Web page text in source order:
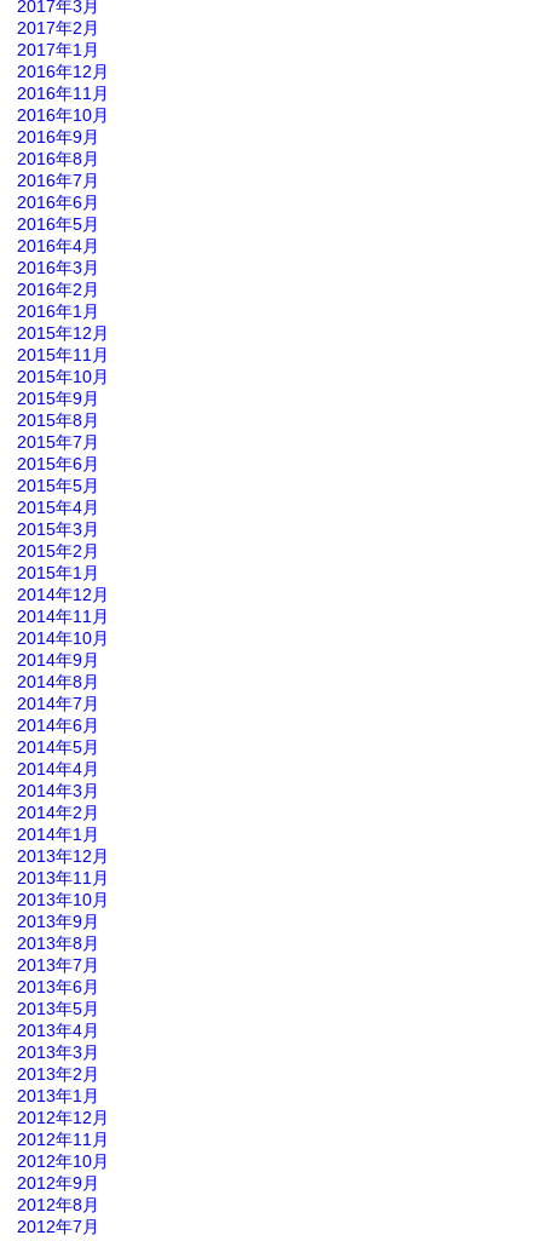
2017年3月
2017年2月
2017年1月
2016年12月
2016年11月
2016年10月
2016年9月
2016年8月
2016年7月
2016年6月
2016年5月
2016年4月
2016年3月
2016年2月
2016年1月
2015年12月
2015年11月
2015年10月
2015年9月
2015年8月
2015年7月
2015年6月
2015年5月
2015年4月
2015年3月
2015年2月
2015年1月
2014年12月
2014年11月
2014年10月
2014年9月
2014年8月
2014年7月
2014年6月
2014年5月
2014年4月
2014年3月
2014年2月
2014年1月
2013年12月
2013年11月
2013年10月
2013年9月
2013年8月
2013年7月
2013年6月
2013年5月
2013年4月
2013年3月
2013年2月
2013年1月
2012年12月
2012年11月
2012年10月
2012年9月
2012年8月
2012年7月